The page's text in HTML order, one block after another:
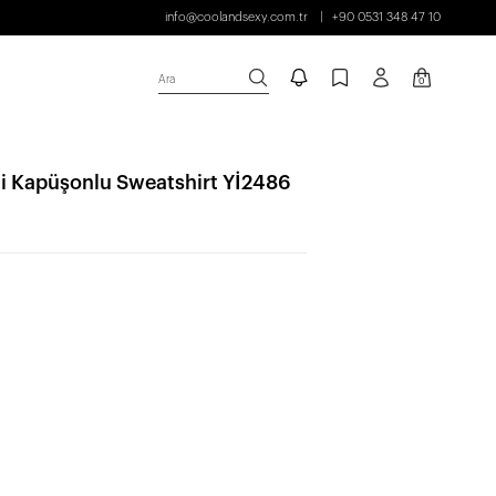
info@coolandsexy.com.tr +90 0531 348 47 10
Ara 0
Kapüşonlu Sweatshirt Yİ2486